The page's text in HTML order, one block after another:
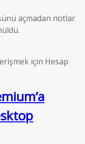
açmadan notlar
için Hesap